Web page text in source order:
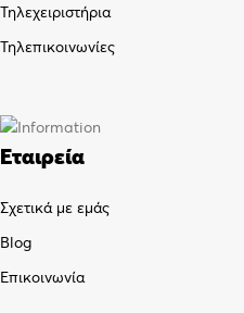
Τηλεχειριστήρια
Τηλεπικοινωνίες
Εταιρεία
Σχετικά με εμάς
Blog
Επικοινωνία